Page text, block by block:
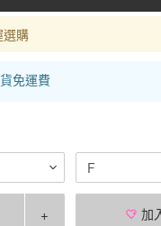
選購
免運費
F
+ 加